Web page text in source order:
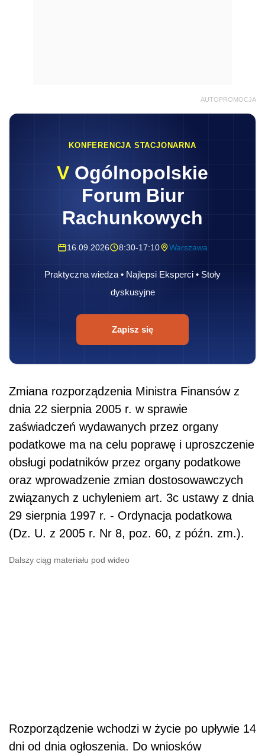
AUTOPROMOCJA
KONFERENCJA STACJONARNA
V Ogólnopolskie
Forum Biur
Rachunkowych
16.09.2026 8:30-17:10 Warszawa
Praktyczna wiedza • Najlepsi Eksperci • Stoły
dyskusyjne
Zapisz się
Zmiana rozporządzenia Ministra Finansów z
dnia 22 sierpnia 2005 r. w sprawie
zaświadczeń wydawanych przez organy
podatkowe ma na celu poprawę i uproszczenie
obsługi podatników przez organy podatkowe
oraz wprowadzenie zmian dostosowawczych
związanych z uchyleniem art. 3c ustawy z dnia
29 sierpnia 1997 r. - Ordynacja podatkowa
(Dz. U. z 2005 r. Nr 8, poz. 60, z późn. zm.).
Dalszy ciąg materiału pod wideo
Rozporządzenie wchodzi w życie po upływie 14
dni od dnia ogłoszenia. Do wniosków